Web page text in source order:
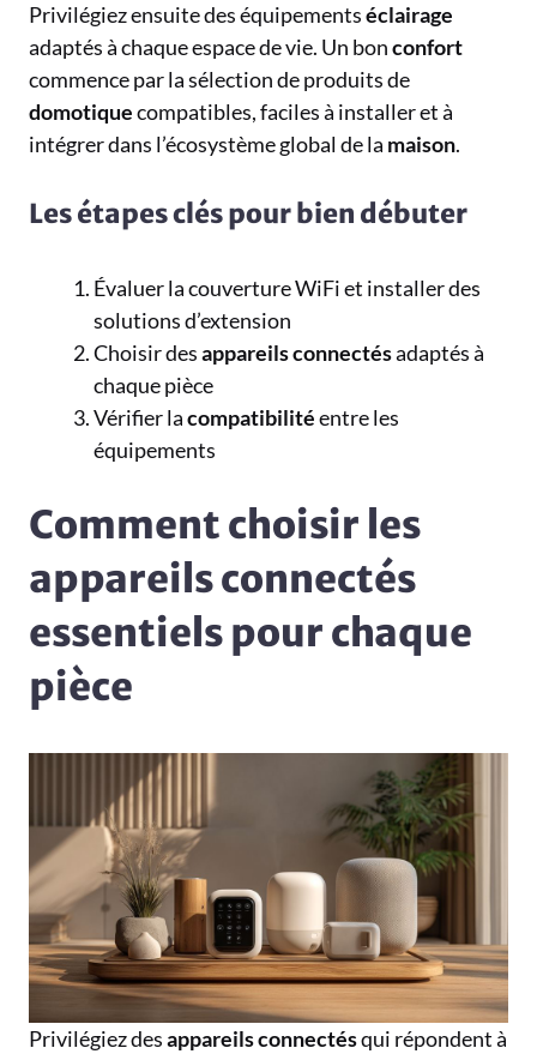
Privilégiez ensuite des équipementséclairage
adaptés à chaque espace de vie. Un bonconfort
commence par la sélection de produits de
domotiquecompatibles, faciles à installer et à
intégrer dans l’écosystème global de la maison.
Les étapes clés pour bien débuter
Évaluer la couverture WiFi et installer des
solutions d’extension
Choisir desappareilsconnectésadaptés à
chaque pièce
Vérifier lacompatibilitéentre les
équipements
Comment choisir les
appareils connectés
essentiels pour chaque
pièce
Privilégiez desappareilsconnectésqui répondent à